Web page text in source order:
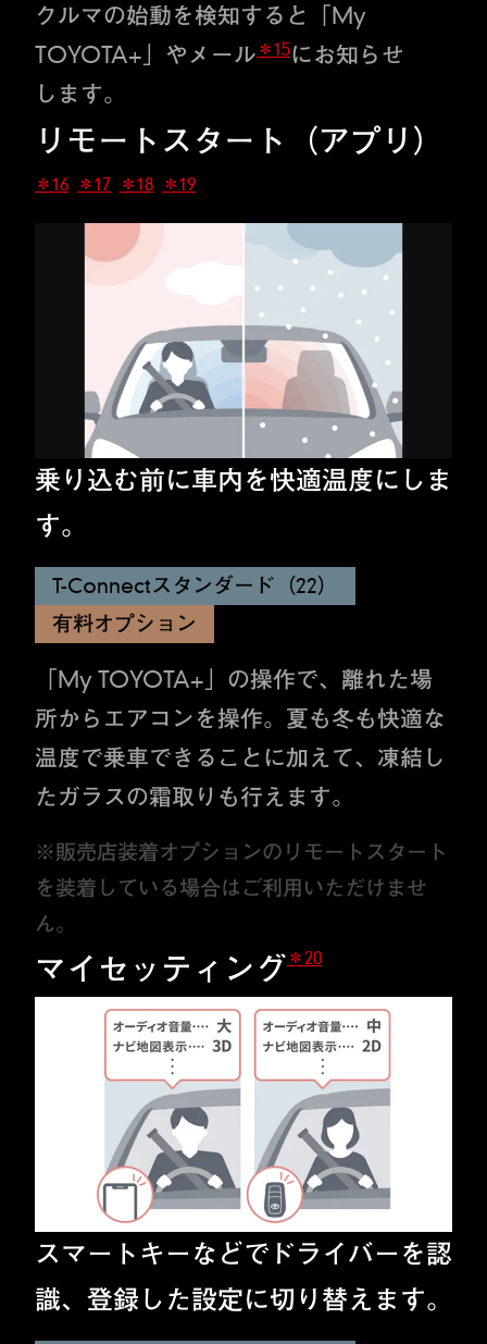
クルマの始動を検知すると「My
TOYOTA+」やメール ＊15にお知らせ
します。
リモートスタート（アプリ）
＊16 ＊17 ＊18 ＊19
乗り込む前に車内を快適温度にしま
す。
T-Connectスタンダード（22）
有料オプション
「My TOYOTA+」の操作で、離れた場
所からエアコンを操作。夏も冬も快適な
温度で乗車できることに加えて、凍結し
たガラスの霜取りも行えます。
※販売店装着オプションのリモートスタート
を装着している場合はご利用いただけませ
ん。
マイセッティング ＊20
スマートキーなどでドライバーを認
識、登録した設定に切り替えます。